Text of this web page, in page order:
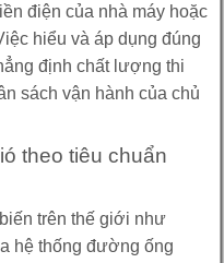
điện của nhà máy hoặc
hiểu và áp dụng đúng
định chất lượng thi
sách vận hành của chủ
theo tiêu chuẩn
trên thế giới như
hệ thống đường ống